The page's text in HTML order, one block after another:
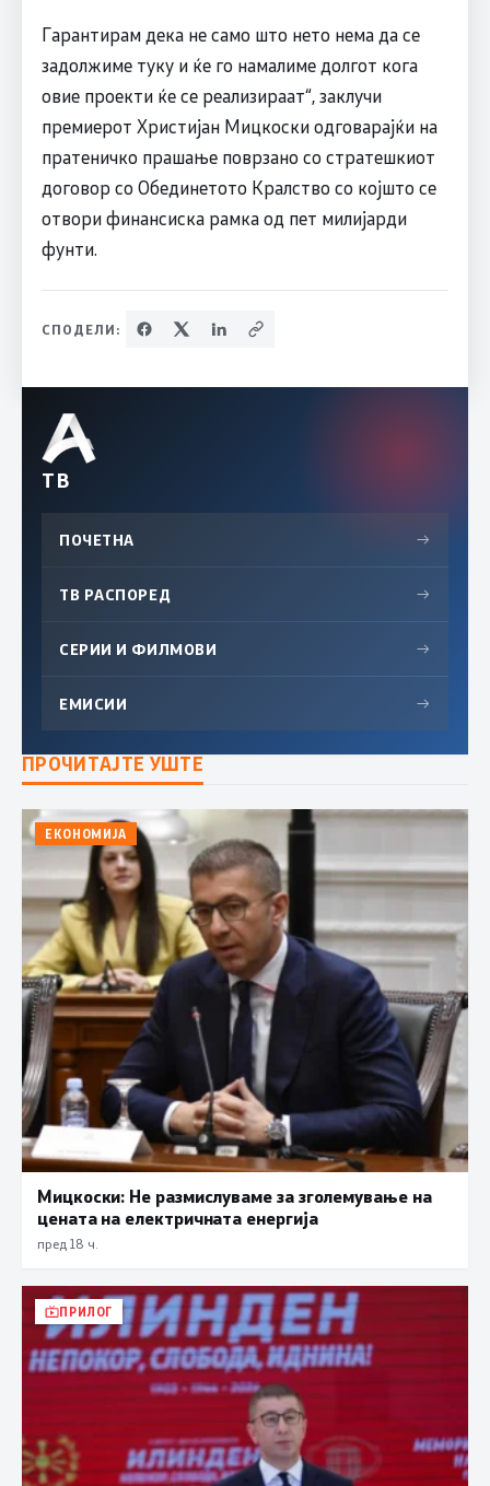
Гарантирам дека не само што нето нема да се
задолжиме туку и ќе го намалиме долгот кога
овие проекти ќе се реализираат“, заклучи
премиерот Христијан Мицкоски одговарајќи на
пратеничко прашање поврзано со стратешкиот
договор со Обединетото Кралство со којшто се
отвори финансиска рамка од пет милијарди
фунти.
СПОДЕЛИ:
ТВ
ПОЧЕТНА →
ТВ РАСПОРЕД →
СЕРИИ И ФИЛМОВИ →
ЕМИСИИ →
ПРОЧИТАЈТЕ УШТЕ
ЕКОНОМИЈА
Мицкоски: Не размислуваме за зголемување на
цената на електричната енергија
пред 18 ч.
ПРИЛОГ